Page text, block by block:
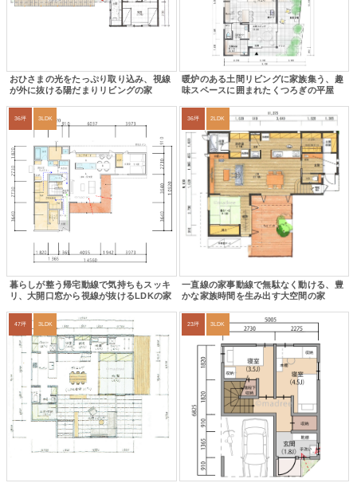
おひさまの光をたっぷり取り込み、視線
が外に抜ける陽だまりリビングの家
暖炉のある土間リビングに家族集う、趣
味スペースに囲まれたくつろぎの平屋
36坪 3LDK
暮らしが整う帰宅動線で気持ちもスッキ
リ、大開口窓から視線が抜けるLDKの家
36坪 2LDK
一直線の家事動線で無駄なく動ける、豊
かな家族時間を生み出す大空間の家
47坪 3LDK 23坪 3LDK